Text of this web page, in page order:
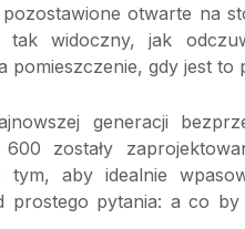
otwarte na
widoczny, jak
pomieszczenie, gdy jest to
generacji
zostały
aby idealnie
pytania: a co by